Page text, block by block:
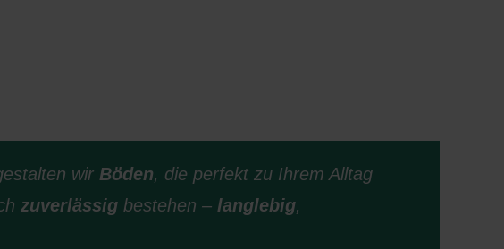
wir Böden, die perfekt zu Ihrem Alltag
zuverlässig bestehen – langlebig,